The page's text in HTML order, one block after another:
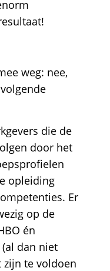
weg: nee,
die de
door het
opleiding
Er
op de
én
dan niet
zijn te voldoen